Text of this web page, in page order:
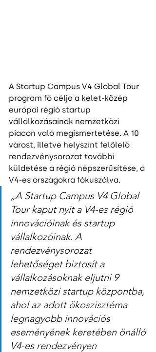
A Startup Campus V4 Global Tour
program fő célja a kelet-közép
európai régió startup
vállalkozásainak nemzetközi
piacon való megismertetése. A 10
várost, illetve helyszínt felölelő
rendezvénysorozat további
küldetése a régió népszerűsítése, a
V4-es országokra fókuszálva.
„A Startup Campus V4 Global
Tour kaput nyit a V4-es régió
innovációinak és startup
vállalkozóinak. A
rendezvénysorozat
lehetőséget biztosít a
vállalkozásoknak eljutni 9
nemzetközi startup központba,
ahol az adott ökoszisztéma
legnagyobb innovációs
eseményének keretében önálló
V4-es rendezvényen